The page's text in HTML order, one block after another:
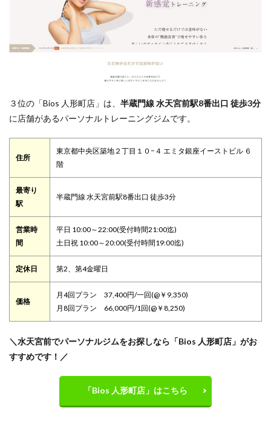
３位の「Bios 人形町店」は、 半蔵門線 水天宮前駅8番出口 徒歩3分
に店舗があるパーソナルトレーニングジムです。
住所
東京都中央区築地２丁目１０−４ エミタ銀座イーストビル ６
階
最寄り
駅
半蔵門線 水天宮前駅8番出口 徒歩3分
営業時
間
平日 10:00～22:00(受付時間21:00迄)
土日祝 10:00～20:00(受付時間19:00迄)
定休日 第2、第4金曜日
価格
月4回プラン 37,400円/一回(@￥9,350)
月8回プラン 66,000円/1回(@￥8,250)
＼水天宮前でパーソナルジムをお探しなら「Bios 人形町店」がお
すすめです！／
「Bios 人形町店」はこちら